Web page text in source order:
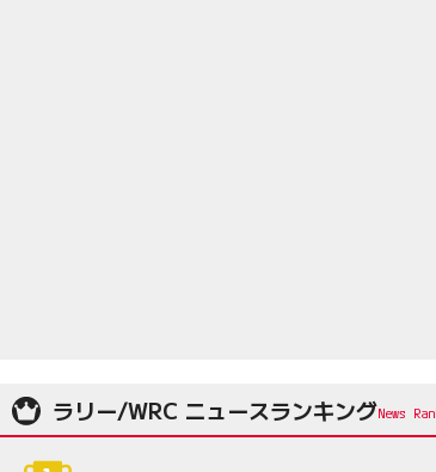
ラリー/WRC ニュースランキング